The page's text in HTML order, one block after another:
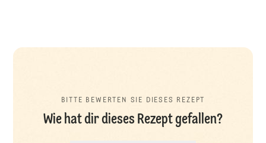
BITTE BEWERTEN SIE DIESES REZEPT
Wie hat dir dieses Rezept gefallen?